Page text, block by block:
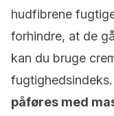
hudfibrene
forhindre, at de
kan du bruge
påføres med